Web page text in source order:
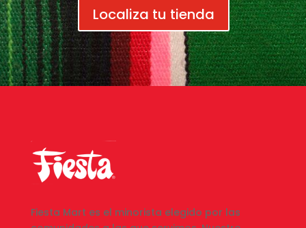
Localiza tu tienda
Fiesta Mart es el minorista elegido por las